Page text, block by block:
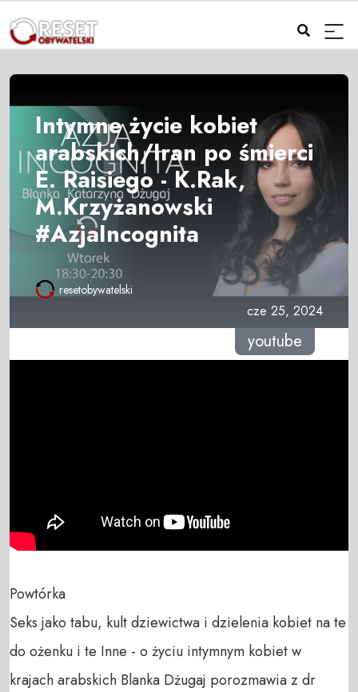
Intymne życie kobiet
arabskich/Iran po śmierci
E. Raisiego - K.Rak,
M.Krzyżanowski
#AzjaIncognita
resetobywatelski
cze 25, 2024
youtube
Powtórka
Seks jako tabu, kult dziewictwa i dzielenia kobiet na te
do ożenku i te Inne - o życiu intymnym kobiet w
krajach arabskich Blanka Dżugaj porozmawia z dr